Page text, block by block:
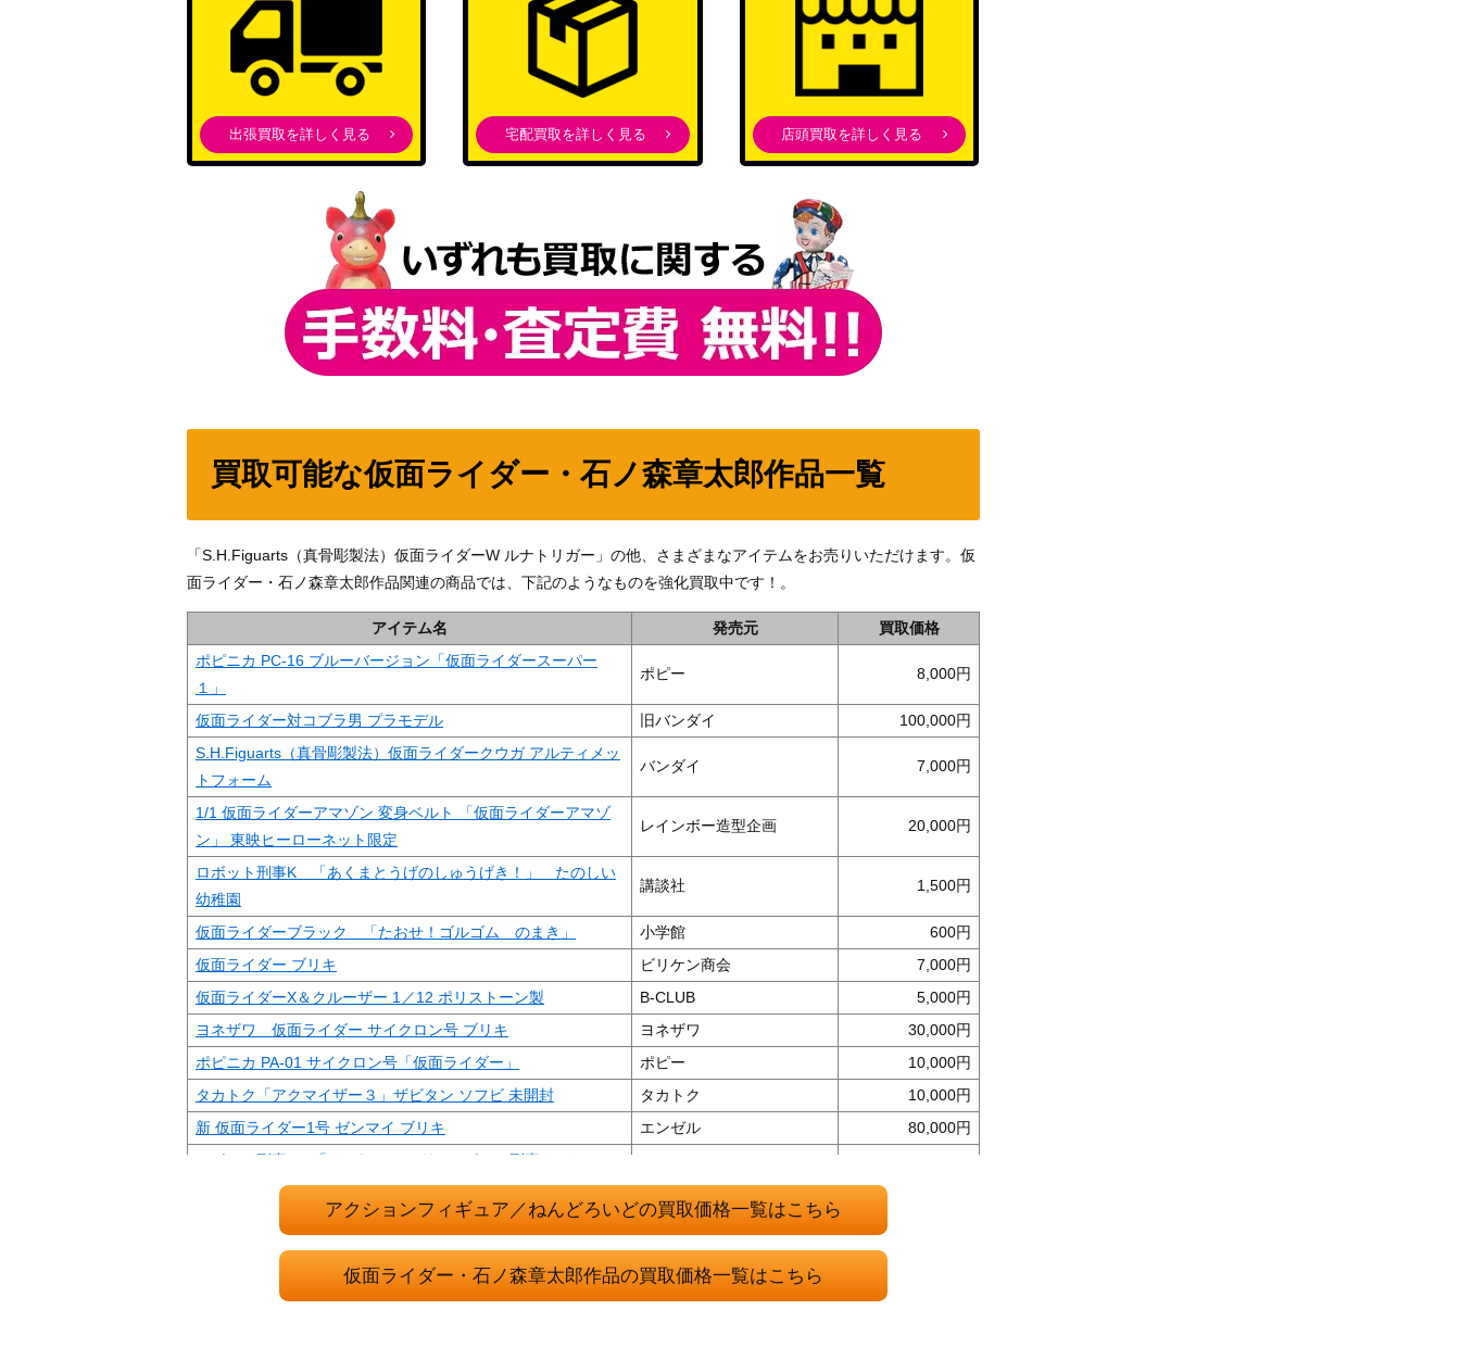
出張買取を詳しく見る 宅配買取を詳しく見る 店頭買取を詳しく見る
買取可能な仮面ライダー・石ノ森章太郎作品一覧
「S.H.Figuarts（真骨彫製法）仮面ライダーW ルナトリガー」の他、さまざまなアイテムをお売りいただけます。仮
面ライダー・石ノ森章太郎作品関連の商品では、下記のようなものを強化買取中です！。
アイテム名 発売元
買取価格
ポピニカ PC-16 ブルーバージョン「仮面ライダースーパー
１」
ポピー 8,000
仮面ライダー対コブラ男 プラモデル 旧バンダイ
100,000
S.H.Figuarts（真骨彫製法）仮面ライダークウガ アルティメッ
トフォーム
バンダイ 7,000
1/1 仮面ライダーアマゾン 変身ベルト 「仮面ライダーアマゾ
ン」 東映ヒーローネット限定
レインボー造型企画 20,000
ロボット刑事K 「あくまとうげのしゅうげき！」 たのしい
幼稚園
講談社 1,500
仮面ライダーブラック 「たおせ！ゴルゴム のまき」 小学館
600
仮面ライダー ブリキ
ビリケン商会
7,000
仮面ライダーX＆クルーザー 1／12 ポリストーン製
B-CLUB
5,000
ヨネザワ 仮面ライダー サイクロン号 ブリキ
ヨネザワ
30,000
ポピニカ PA-01 サイクロン号「仮面ライダー」
ポピー
10,000
タカトク「アクマイザー３」ザビタン ソフビ 未開封
タカトク
10,000
新 仮面ライダー1号 ゼンマイ ブリキ
エンゼル
80,000
ロボット刑事K 「いかれ！せいぎのロボット刑事」 たのし
ひかりのくにテレビ絵本 仮面ライダーストロンガー 講談社
プラデラ ロボイザー ロボライダー「仮面ライダーBLACK R
バンダイ
アクションフィギュア／ねんどろいどの買取価格一覧はこちら
仮面ライダー・石ノ森章太郎作品の買取価格一覧はこちら